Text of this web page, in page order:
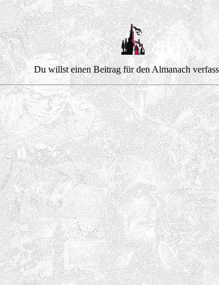
Du willst einen Beitrag für den Almanach